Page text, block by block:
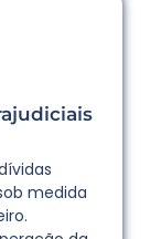
medida